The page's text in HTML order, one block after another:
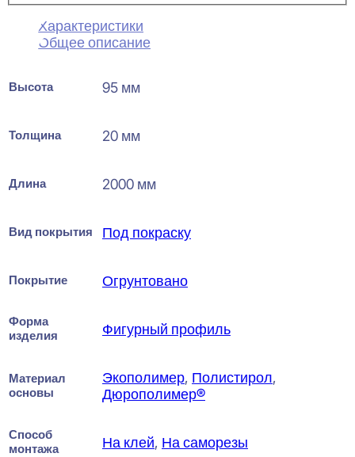
Характеристики
Общее описание
Высота 95 мм
Толщина 20 мм
Длина 2000 мм
Вид покрытия Под покраску
Покрытие Огрунтовано
Форма
изделия
Фигурный профиль
Материал
основы
Экополимер, Полистирол,
Дюрополимер®
Способ
монтажа
На клей, На саморезы